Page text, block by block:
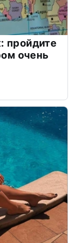
пройдите
очень